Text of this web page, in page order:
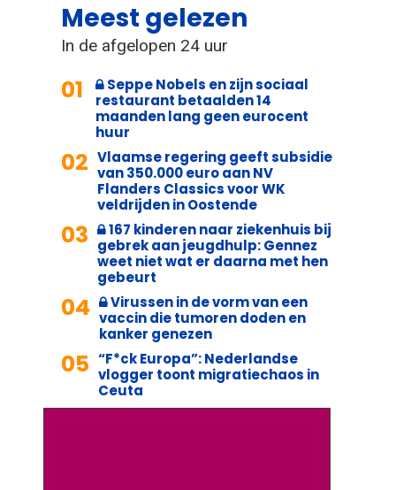
Meest gelezen
In de afgelopen 24 uur
01
Seppe Nobels en zijn sociaal
restaurant betaalden 14
maanden lang geen eurocent
huur
02 Vlaamse regering geeft subsidie
van 350.000 euro aan NV
Flanders Classics voor WK
veldrijden in Oostende
03
167 kinderen naar ziekenhuis bij
gebrek aan jeugdhulp: Gennez
weet niet wat er daarna met hen
gebeurt
04
Virussen in de vorm van een
vaccin die tumoren doden en
kanker genezen
05 “F*ck Europa”: Nederlandse
vlogger toont migratiechaos in
Ceuta